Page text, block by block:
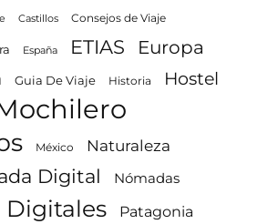
Castillos Consejos de Viaje
España ETIAS
Europa
Guia De Viaje Historia Hostel
México Naturaleza
Digital Nómadas
Digitales
Patagonia